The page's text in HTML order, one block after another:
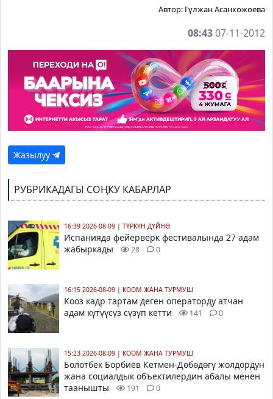
Автор: Гүлжан Асанкожоева
08:4307-11-2012
Жазылуу
РУБРИКАДАГЫ СОҢКУ КАБАРЛАР
16:39 2026-08-09 | ТҮРКҮН ДҮЙНӨ
Испанияда фейерверк фестивалында 27 адам
жабыркады
28 0
16:15 2026-08-09 | КООМ ЖАНА ТУРМУШ
Кооз кадр тартам деген операторду атчан
адам күтүүсүз сүзүп кетти
141 0
15:23 2026-08-09 | КООМ ЖАНА ТУРМУШ
Болотбек Борбиев Кетмен-Дөбөдөгү жолдордун
жана социалдык объектилердин абалы менен
таанышты
191 0